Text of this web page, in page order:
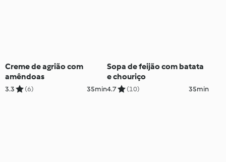
Creme de agrião com
amêndoas
3.3 (6) 35min
Sopa de feijão com batata
e chouriço
4.7 (10) 35min